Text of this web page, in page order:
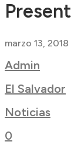
marzo 13, 2018
Admin
El Salvador
Noticias
0